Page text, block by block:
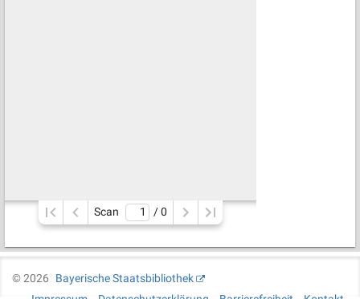
Scan / 0
©2026
Bayerische Staatsbibliothek